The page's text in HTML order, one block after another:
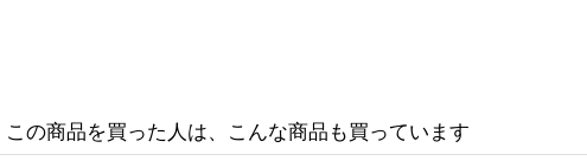
この商品を買った人は、こんな商品も買っています